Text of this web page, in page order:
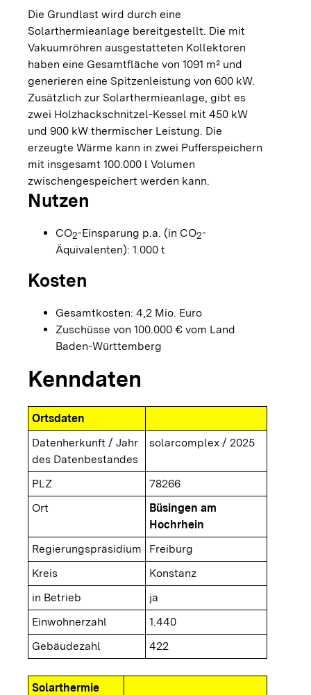
Die Grundlast wird durch eine
Solarthermieanlage bereitgestellt. Die mit
Vakuumröhren ausgestatteten Kollektoren
haben eine Gesamtfläche von 1091 m² und
generieren eine Spitzenleistung von 600 kW.
Zusätzlich zur Solarthermieanlage, gibt es
zwei Holzhackschnitzel-Kessel mit 450 kW
und 900 kW thermischer Leistung. Die
erzeugte Wärme kann in zwei Pufferspeichern
mit insgesamt 100.000 l Volumen
zwischengespeichert werden kann.
Nutzen
CO2-Einsparung p.a. (in CO2-
Äquivalenten): 1.000 t
Kosten
Gesamtkosten: 4,2 Mio. Euro
Zuschüsse von 100.000 € vom Land
Baden-Württemberg
Kenndaten
Ortsdaten
Datenherkunft / Jahr
des Datenbestandes
solarcomplex / 2025
PLZ
78266
Ort
Büsingen am
Hochrhein
Regierungspräsidium
Freiburg
Kreis
Konstanz
in Betrieb
ja
Einwohnerzahl
1.440
Gebäudezahl
422
Solarthermie